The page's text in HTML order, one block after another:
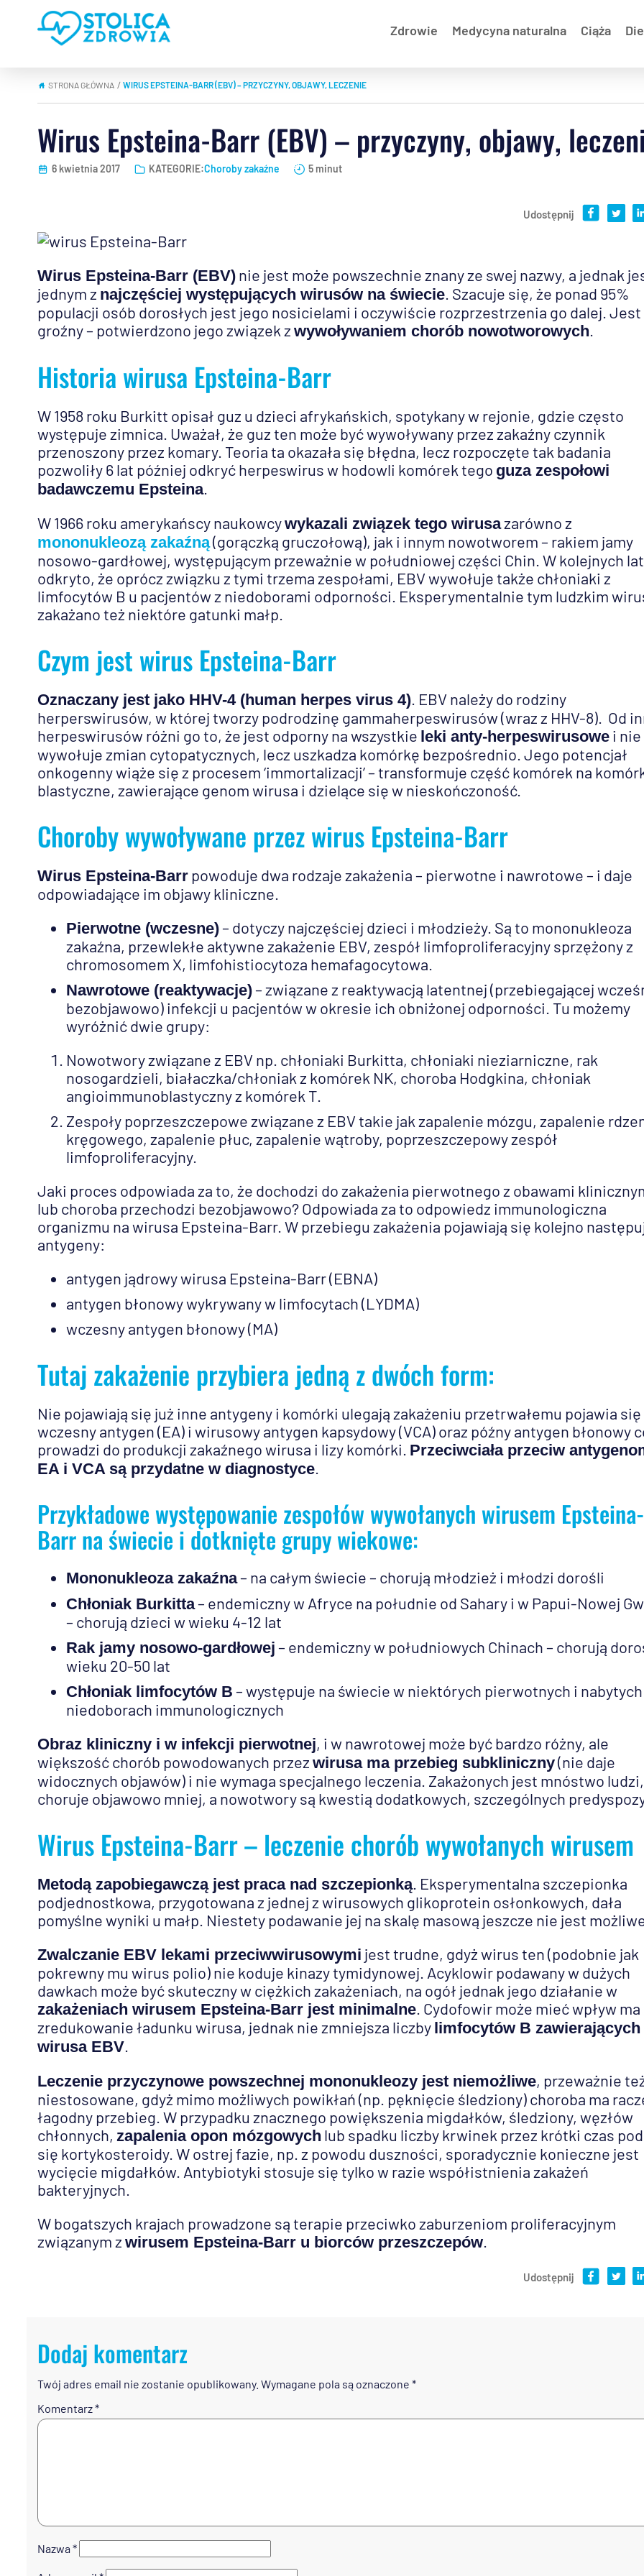
Zdrowie Medycyna naturalna Ciąża
STRONA GŁÓWNA | WIRUS EPSTEINA-BARR (EBV) – PRZYCZYNY, OBJAWY, LECZENIE
Wirus Epsteina-Barr (EBV) – przyczyny, objawy,
6 kwietnia 2017 KATEGORIE:Choroby zakaźne 5 minut
Udostępnij
Wirus Epsteina-Barr (EBV) nie jest może powszechnie znany ze swej nazwy, a jednak
jednym z najczęściej występujących wirusów na świecie . Szacuje się, że ponad 95%
populacji osób dorosłych jest jego nosicielami i oczywiście rozprzestrzenia go dalej. Jest
groźny – potwierdzono jego związek z wywoływaniem chorób nowotworowych
Historia wirusa Epsteina-Barr
W 1958 roku Burkitt opisał guz u dzieci afrykańskich, spotykany w rejonie, gdzie często
występuje zimnica. Uważał, że guz ten może być wywoływany przez zakaźny czynnik
przenoszony przez komary. Teoria ta okazała się błędna, lecz rozpoczęte tak badania
pozwoliły 6 lat później odkryć herpeswirus w hodowli komórek tego guza zespołowi
badawczemu Epsteina
W 1966 roku amerykańscy naukowcywykazali związek tego wirusazarówno z
mononukleozą zakaźną(gorączką gruczołową), jak i innym nowotworem – rakiem jamy
nosowo-gardłowej, występującym przeważnie w południowej części Chin. W kolejnych
odkryto, że oprócz związku z tymi trzema zespołami, EBV wywołuje także chłoniaki z
limfocytów B u pacjentów z niedoborami odporności. Eksperymentalnie tym ludzkim
zakażano też niektóre gatunki małp.
Czym jest wirus Epsteina-Barr
Oznaczany jest jako HHV-4 (human herpes virus 4) . EBV należy do rodziny
herperswirusów, w której tworzy podrodzinę gammaherpeswirusów (wraz z HHV-8). Od
herpeswirusów różni go to, że jest odporny na wszystkie leki anty-herpeswirusowe i nie
wywołuje zmian cytopatycznych, lecz uszkadza komórkę bezpośrednio. Jego potencjał
onkogenny wiąże się z procesem ‘immortalizacji’ – transformuje część komórek na
blastyczne, zawierające genom wirusa i dzielące się w nieskończoność.
Choroby wywoływane przez wirus Epsteina-Barr
Wirus Epsteina-Barr powoduje dwa rodzaje zakażenia – pierwotne i nawrotowe – i daje
odpowiadające im objawy kliniczne.
Pierwotne (wczesne)– dotyczy najczęściej dzieci i młodzieży. Są to mononukleoza
zakaźna, przewlekłe aktywne zakażenie EBV, zespół limfoproliferacyjny sprzężony z
chromosomem X, limfohistiocytoza hemafagocytowa.
Nawrotowe (reaktywacje)– związane z reaktywacją latentnej (przebiegającej
bezobjawowo) infekcji u pacjentów w okresie ich obniżonej odporności. Tu możemy
wyróżnić dwie grupy:
Nowotwory związane z EBV np. chłoniaki Burkitta, chłoniaki nieziarniczne, rak
nosogardzieli, białaczka/chłoniak z komórek NK, choroba Hodgkina, chłoniak
angioimmunoblastyczny z komórek T.
Zespoły poprzeszczepowe związane z EBV takie jak zapalenie mózgu, zapalenie
kręgowego, zapalenie płuc, zapalenie wątroby, poprzeszczepowy zespół
limfoproliferacyjny.
Jaki proces odpowiada za to, że dochodzi do zakażenia pierwotnego z obawami
lub choroba przechodzi bezobjawowo? Odpowiada za to odpowiedz immunologiczna
organizmu na wirusa Epsteina-Barr. W przebiegu zakażenia pojawiają się kolejno
antygeny:
antygen jądrowy wirusa Epsteina-Barr (EBNA)
antygen błonowy wykrywany w limfocytach (LYDMA)
wczesny antygen błonowy (MA)
Tutaj zakażenie przybiera jedną z dwóch form:
Nie pojawiają się już inne antygeny i komórki ulegają zakażeniu przetrwałemu pojawia się
wczesny antygen (EA) i wirusowy antygen kapsydowy (VCA) oraz późny antygen błonowy
prowadzi do produkcji zakaźnego wirusa i lizy komórki. Przeciwciała przeciw
EA i VCA są przydatne w diagnostyce
Przykładowe występowanie zespołów wywołanych wirusem Epsteina-
Barr na świecie i dotknięte grupy wiekowe:
Mononukleoza zakaźna– na całym świecie – chorują młodzież i młodzi dorośli
Chłoniak Burkitta– endemiczny w Afryce na południe od Sahary i w Papui-Nowej
– chorują dzieci w wieku 4-12 lat
Rak jamy nosowo-gardłowej – endemiczny w południowych Chinach – chorują
wieku 20-50 lat
Chłoniak limfocytów B – występuje na świecie w niektórych pierwotnych i nabytych
niedoborach immunologicznych
Obraz kliniczny i w infekcji pierwotnej, i w nawrotowej może być bardzo różny, ale
większość chorób powodowanych przez wirusa ma przebieg subkliniczny(nie daje
widocznych objawów) i nie wymaga specjalnego leczenia. Zakażonych jest mnóstwo ludzi,
choruje objawowo mniej, a nowotwory są kwestią dodatkowych, szczególnych
Wirus Epsteina-Barr – leczenie chorób wywołanych wirusem
Metodą zapobiegawczą jest praca nad szczepionką . Eksperymentalna szczepionka
podjednostkowa, przygotowana z jednej z wirusowych glikoprotein osłonkowych, dała
pomyślne wyniki u małp. Niestety podawanie jej na skalę masową jeszcze nie jest
Zwalczanie EBV lekami przeciwwirusowymi jest trudne, gdyż wirus ten (podobnie jak
pokrewny mu wirus polio) nie koduje kinazy tymidynowej. Acyklowir podawany w dużych
dawkach może być skuteczny w ciężkich zakażeniach, na ogół jednak jego działanie w
zakażeniach wirusem Epsteina-Barr jest minimalne . Cydofowir może mieć wpływ ma
zredukowanie ładunku wirusa, jednak nie zmniejsza liczby limfocytów B zawierających
wirusa EBV
Leczenie przyczynowe powszechnej mononukleozy jest niemożliwe, przeważnie
niestosowane, gdyż mimo możliwych powikłań (np. pęknięcie śledziony) choroba ma
łagodny przebieg. W przypadku znacznego powiększenia migdałków, śledziony, węzłów
chłonnych, zapalenia opon mózgowych lub spadku liczby krwinek przez krótki czas
się kortykosteroidy. W ostrej fazie, np. z powodu duszności, sporadycznie konieczne jest
wycięcie migdałków. Antybiotyki stosuje się tylko w razie współistnienia zakażeń
bakteryjnych.
W bogatszych krajach prowadzone są terapie przeciwko zaburzeniom proliferacyjnym
związanym z wirusem Epsteina-Barr u biorców przeszczepów
Udostępnij
Dodaj komentarz
Twój adres email nie zostanie opublikowany. Wymagane pola są oznaczone *
Komentarz*
Nazwa *